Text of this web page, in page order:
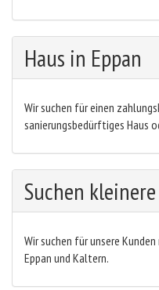
Haus in Eppan
Wir suchen für einen
sanierungsbedürftiges Haus
Suchen
Wir suchen für unsere
Eppan und Kaltern.